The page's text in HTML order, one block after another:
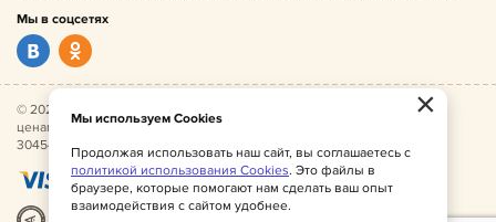
Мы в соцсетях
© 2026 Нафаня — оптовые поставки детской одежды по
ценам производителя. ИНН 541005493544, ОГРН
304541027500052.
×
Мы используем Cookies
Продолжая использовать наш сайт, вы соглашаетесь с
политикой использования Cookies. Это файлы в
браузере, которые помогают нам сделать ваш опыт
взаимодействия с сайтом удобнее.